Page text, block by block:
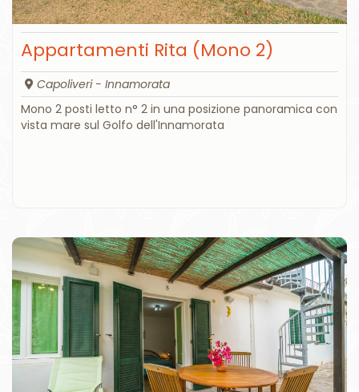
Appartamenti Rita (Mono 2)
Capoliveri - Innamorata
Mono 2 posti letto n° 2 in una posizione panoramica con
vista mare sul Golfo dell'Innamorata